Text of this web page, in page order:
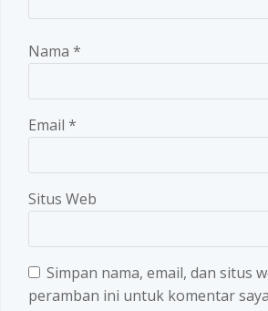
Nama *
Email *
Situs Web
Simpan nama, email, dan situs
peramban ini untuk komentar